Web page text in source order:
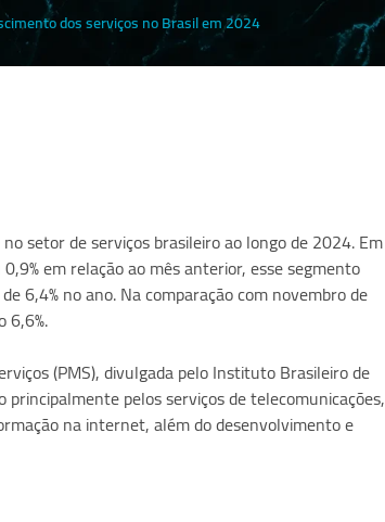
dos serviços no Brasil em 2024
setor de serviços brasileiro ao longo de 2024. Em
em relação ao mês anterior, esse segmento
6,4% no ano. Na comparação com novembro de
6,6%.
(PMS), divulgada pelo Instituto Brasileiro de
principalmente pelos serviços de telecomunicações,
na internet, além do desenvolvimento e